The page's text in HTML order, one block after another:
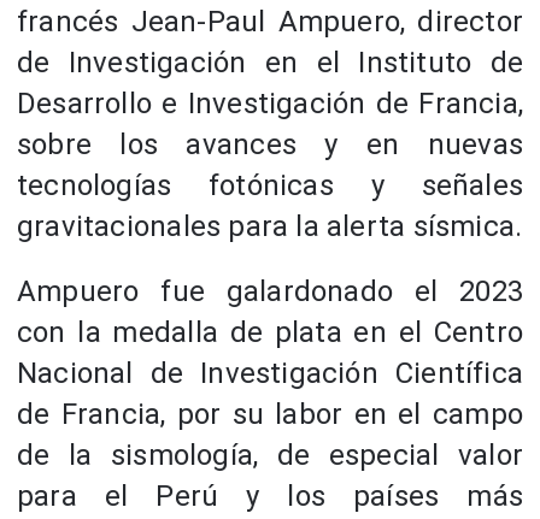
francés Jean-Paul Ampuero, director
de Investigación en el Instituto de
Desarrollo e Investigación de Francia,
sobre los avances y en nuevas
tecnologías fotónicas y señales
gravitacionales para la alerta sísmica.
Ampuero fue galardonado el 2023
con la medalla de plata en el Centro
Nacional de Investigación Científica
de Francia, por su labor en el campo
de la sismología, de especial valor
para el Perú y los países más